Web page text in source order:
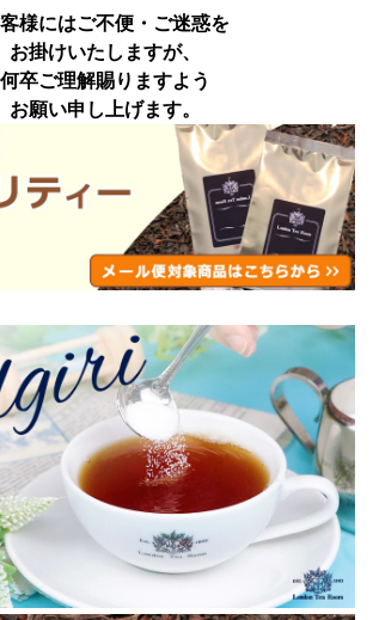
様にはご不便・ご迷惑を
お掛けいたしますが、
何卒ご理解賜りますよう
お願い申し上げます。